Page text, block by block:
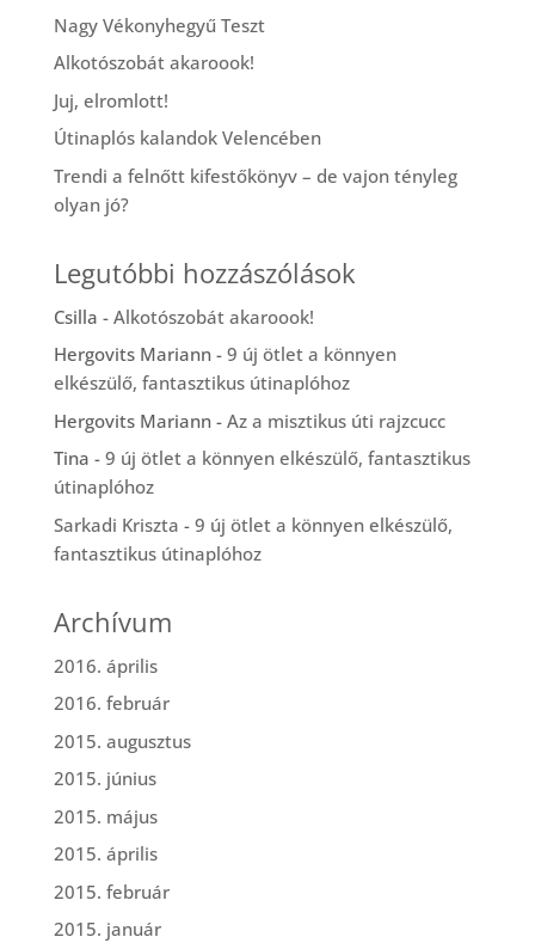
Nagy Vékonyhegyű Teszt
Alkotószobát akaroook!
Juj, elromlott!
Útinaplós kalandok Velencében
Trendi a felnőtt kifestőkönyv – de vajon tényleg
olyan jó?
Legutóbbi hozzászólások
Csilla - Alkotószobát akaroook!
Hergovits Mariann- 9 új ötlet a könnyen
elkészülő, fantasztikus útinaplóhoz
Hergovits Mariann- Az a misztikus úti rajzcucc
Tina - 9 új ötlet a könnyen elkészülő, fantasztikus
útinaplóhoz
Sarkadi Kriszta - 9 új ötlet a könnyen elkészülő,
fantasztikus útinaplóhoz
Archívum
2016. április
2016. február
2015. augusztus
2015. június
2015. május
2015. április
2015. február
2015. január